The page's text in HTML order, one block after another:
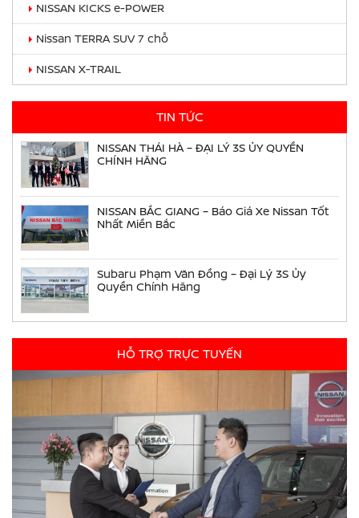
NISSAN KICKS e-POWER
Nissan TERRA SUV 7 chỗ
NISSAN X-TRAIL
TIN TỨC
NISSAN THÁI HÀ – ĐẠI LÝ 3S ỦY QUYỀN
CHÍNH HÃNG
NISSAN BẮC GIANG – Báo Giá Xe Nissan Tốt
Nhất Miền Bắc
Subaru Phạm Văn Đồng – Đại Lý 3S Ủy
Quyền Chính Hãng
HỖ TRỢ TRỰC TUYẾN